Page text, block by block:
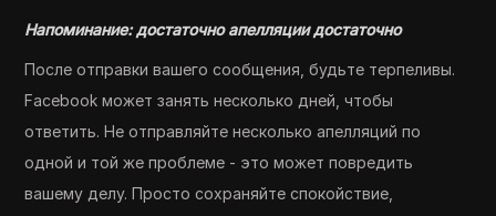
Напоминание: достаточно апелляции достаточно
После отправки вашего сообщения, будьте терпеливы.
Facebook может занять несколько дней, чтобы
ответить. Не отправляйте несколько апелляций по
одной и той же проблеме - это может повредить
вашему делу. Просто сохраняйте спокойствие,